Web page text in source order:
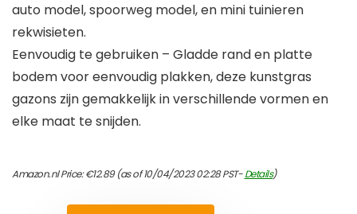
auto model, spoorweg model, en mini tuinieren
rekwisieten.
Eenvoudig te gebruiken – Gladde rand en platte
bodem voor eenvoudig plakken, deze kunstgras
gazons zijn gemakkelijk in verschillende vormen en
elke maat te snijden.
Amazon.nl Price:€12.89(as of 10/04/2023 02:28 PST-Details)